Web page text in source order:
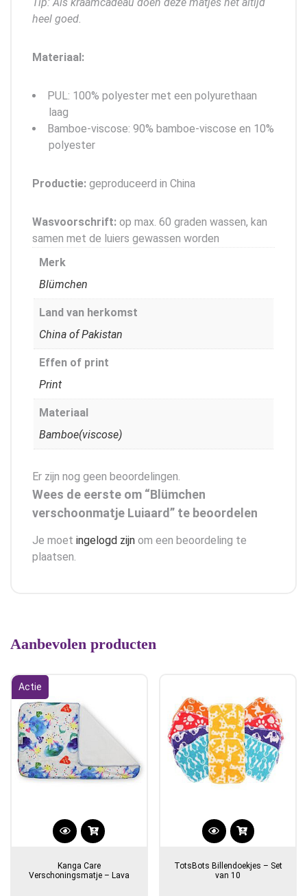
heel goed.
Materiaal:
PUL: 100% polyester met een polyurethaan
laag
Bamboe-viscose: 90% bamboe-viscose en 10%
polyester
Productie: geproduceerd in China
Wasvoorschrift: op max. 60 graden wassen, kan
samen met de luiers gewassen worden
Merk
Blümchen
Land van herkomst
China of Pakistan
Effen of print
Print
Materiaal
Bamboe(viscose)
Er zijn nog geen beoordelingen.
Wees de eerste om “Blümchen
verschoonmatje Luiaard” te beoordelen
Je moet ingelogd zijn om een beoordeling te
plaatsen.
Aanbevolen producten
Actie
Kanga Care
Verschoningsmatje – Lava
TotsBots Billendoekjes – Set
van 10